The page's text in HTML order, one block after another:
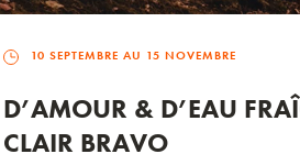
10 SEPTEMBRE AU 15 NOVEMBRE
D’AMOUR & D’EAU
CLAIR BRAVO